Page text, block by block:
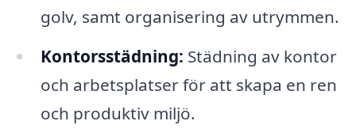
golv, samt organisering av utrymmen.
Kontorsstädning: Städning av kontor
och arbetsplatser för att skapa en ren
och produktiv miljö.